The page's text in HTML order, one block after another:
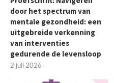
door het spectrum van
mentale gezondheid: een
uitgebreide verkenning
van interventies
gedurende de levensloop
2 juli 2026